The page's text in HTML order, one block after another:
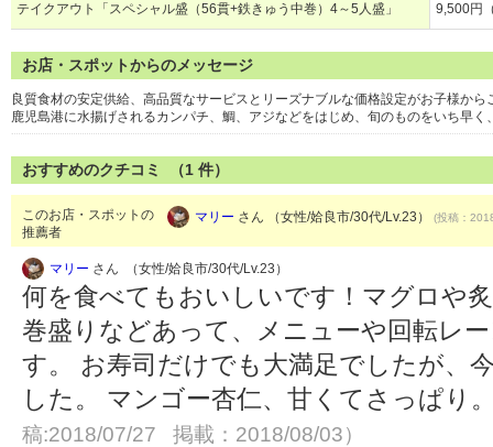
テイクアウト「スペシャル盛（56貫+鉄きゅう中巻）4～5人盛」 9,500円
お店・スポットからのメッセージ
良質食材の安定供給、高品質なサービスとリーズナブルな価格設定がお子様か
鹿児島港に水揚げされるカンパチ、鯛、アジなどをはじめ、旬のものをいち早
おすすめのクチコミ （1 件）
このお店・スポットの
推薦者
マリー さん （女性/姶良市/30代/Lv.23） (投稿：
マリー さん （女性/姶良市/30代/Lv.23）
何を食べてもおいしいです！マグロや
巻盛りなどあって、メニューや回転レ
す。 お寿司だけでも大満足でしたが、
した。 マンゴー杏仁、甘くてさっぱり
稿:2018/07/27 掲載：2018/08/03）